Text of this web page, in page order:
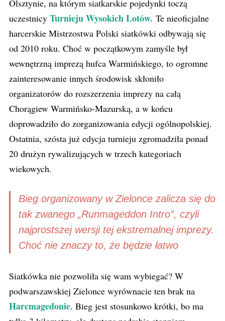
Olsztynie, na którym siatkarskie pojedynki toczą
uczestnicy Turnieju Wysokich Lotów. Te nieoficjalne
harcerskie Mistrzostwa Polski siatkówki odbywają się
od 2010 roku. Choć w początkowym zamyśle był
wewnętrzną imprezą hufca Warmińskiego, to ogromne
zainteresowanie innych środowisk skłoniło
organizatorów do rozszerzenia imprezy na całą
Chorągiew Warmińsko-Mazurską, a w końcu
doprowadziło do zorganizowania edycji ogólnopolskiej.
Ostatnia, szósta już edycja turnieju zgromadziła ponad
20 drużyn rywalizujących w trzech kategoriach
wiekowych.
Bieg organizowany w Zielonce zalicza się do
tak zwanego „Runmageddon Intro”, czyli
najprostszej wersji tej ekstremalnej imprezy.
Choć nie znaczy to, że będzie łatwo
Siatkówka nie pozwoliła się wam wybiegać? W
podwarszawskiej Zielonce wyrównacie ten brak na
Harcmagedonie. Bieg jest stosunkowo krótki, bo ma